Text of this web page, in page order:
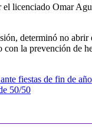
licenciado Omar
determinó no
la prevención de
fiestas de fin de año
50/50